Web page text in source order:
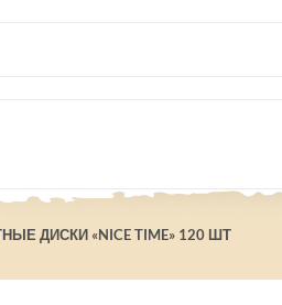
ДИСКИ «NICE TIME» 120 ШТ